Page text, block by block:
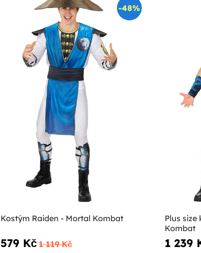
-48%
Kostým Raiden - Mortal Kombat
579 Kč 1 119 Kč
Plus
Kombat
1 239